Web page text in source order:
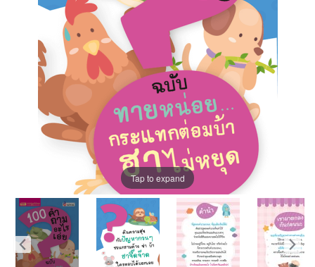
Tap to expand